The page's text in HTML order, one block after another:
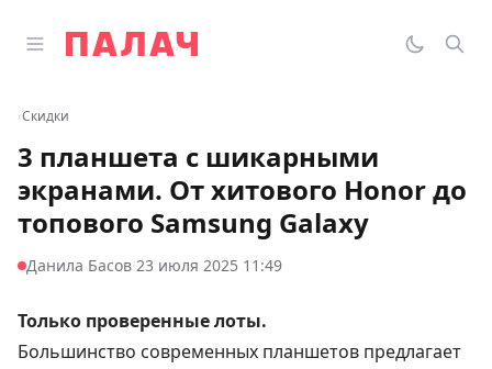
Открыть главное меню
Палач
‹Скидки
3 планшета с шикарными
экранами. От хитового Honor до
топового Samsung Galaxy
Данила Басов·23 июля 2025 11:49
Только проверенные лоты.
Большинство современных планшетов предлагает